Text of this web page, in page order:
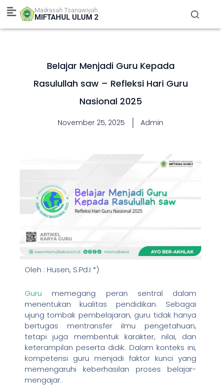
Skip
content
Madrasah Tsanawiyah
MIFTAHUL ULUM 2
Belajar Menjadi Guru Kepada
Rasulullah saw – Refleksi Hari Guru
Nasional 2025
November 25, 2025 Admin
Oleh : Husen, S.Pd.I *)
Guru memegang peran sentral dalam
menentukan kualitas pendidikan. Sebagai
ujung tombak pembelajaran, guru tidak hanya
bertugas mentransfer ilmu pengetahuan,
tetapi juga membentuk karakter, nilai, dan
keterampilan peserta didik. Dalam konteks ini,
kompetensi guru menjadi faktor kunci yang
memengaruhi keberhasilan proses belajar-
mengajar.